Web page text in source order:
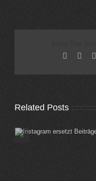
Facebook
Related Posts